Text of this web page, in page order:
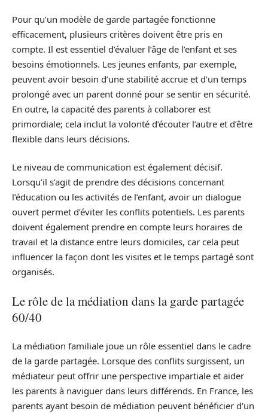
Pour qu’un modèle de garde partagée fonctionne
efficacement, plusieurs critères doivent être pris en
compte. Il est essentiel d’évaluer l’âge de l’enfant et ses
besoins émotionnels. Les jeunes enfants, par exemple,
peuvent avoir besoin d’une stabilité accrue et d’un temps
prolongé avec un parent donné pour se sentir en sécurité.
En outre, la capacité des parents à collaborer est
primordiale; cela inclut la volonté d’écouter l’autre et d’être
flexible dans leurs décisions.
Le niveau de communication est également décisif.
Lorsqu’il s’agit de prendre des décisions concernant
l’éducation ou les activités de l’enfant, avoir un dialogue
ouvert permet d’éviter les conflits potentiels. Les parents
doivent également prendre en compte leurs horaires de
travail et la distance entre leurs domiciles, car cela peut
influencer la façon dont les visites et le temps partagé sont
organisés.
Le rôle de la médiation dans la garde partagée
60/40
La médiation familiale joue un rôle essentiel dans le cadre
de la garde partagée. Lorsque des conflits surgissent, un
médiateur peut offrir une perspective impartiale et aider
les parents à naviguer dans leurs différends. En France, les
parents ayant besoin de médiation peuvent bénéficier d’un